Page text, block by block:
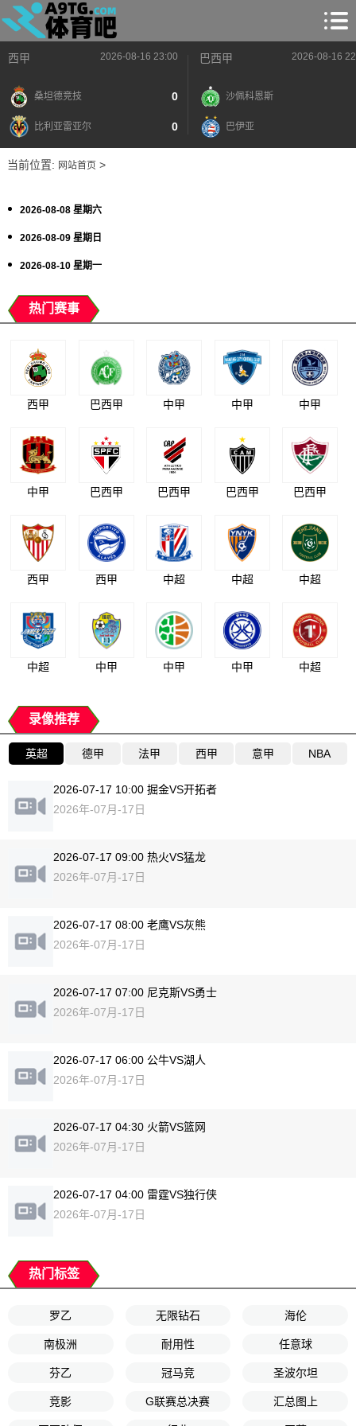
西甲 2026-08-16 23:00
桑坦德竞技 0
比利亚雷亚尔 0
巴西甲 2026-08-16
沙佩科恩斯
巴伊亚
当前位置: 网站首页>
2026-08-08 星期六
2026-08-09 星期日
2026-08-10 星期一
热门赛事
西甲 巴西甲 中甲 中甲 中甲
中甲 巴西甲 巴西甲 巴西甲 巴西甲
西甲 西甲 中超 中超 中超
中超 中甲 中甲 中甲 中超
录像推荐
英超 德甲 法甲 西甲 意甲 NBA
2026-07-17 10:00 掘金VS开拓者
2026年-07月-17日
2026-07-17 09:00 热火VS猛龙
2026年-07月-17日
2026-07-17 08:00 老鹰VS灰熊
2026年-07月-17日
2026-07-17 07:00 尼克斯VS勇士
2026年-07月-17日
2026-07-17 06:00 公牛VS湖人
2026年-07月-17日
2026-07-17 04:30 火箭VS篮网
2026年-07月-17日
2026-07-17 04:00 雷霆VS独行侠
2026年-07月-17日
热门标签
罗乙 无限钻石 海伦
南极洲 耐用性 任意球
芬乙 冠马竞 圣波尔坦
竞影 G联赛总决赛 汇总图上